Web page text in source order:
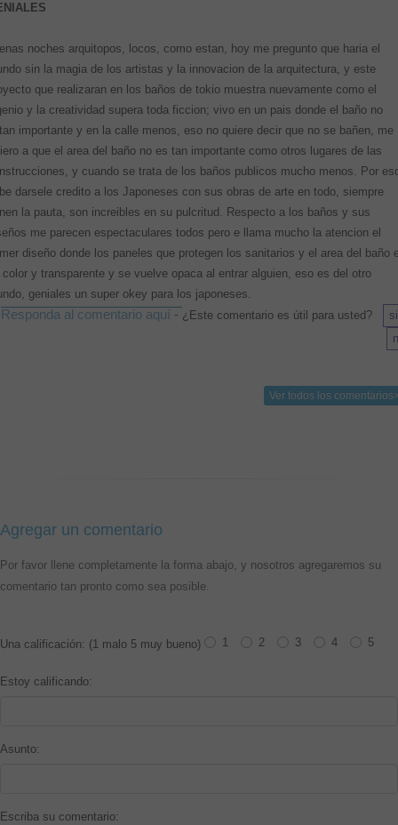
noches arquitopos, locos, como estan, hoy me pregunto que haria el
sin la magia de los artistas y la innovacion de la arquitectura, y este
que realizaran en los baños de tokio muestra nuevamente como el
y la creatividad supera toda ficcion; vivo en un pais donde el baño no
importante y en la calle menos, eso no quiere decir que no se bañen, me
a que el area del baño no es tan importante como otros lugares de las
y cuando se trata de los baños publicos mucho menos. Por
darsele credito a los Japoneses con sus obras de arte en todo, siempre
la pauta, son increibles en su pulcritud. Respecto a los baños y sus
me parecen espectaculares todos pero e llama mucho la atencion el
diseño donde los paneles que protegen los sanitarios y el area del baño
color y transparente y se vuelve opaca al entrar alguien, eso es del otro
geniales un super okey para los japoneses.
Responda al comentario aquí - ¿Este comentario es útil para usted?
Ver todos los
Agregar un comentario
Por favor llene completamente la forma abajo, y nosotros agregaremos su
comentario tan pronto como sea posible.
Una calificación: (1 malo 5 muy bueno) 1 2 3 4 5
Estoy calificando:
Asunto:
Escriba su comentario: